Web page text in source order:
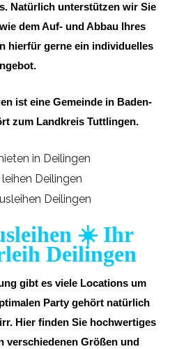
Natürlich unterstützen wir Sie
dem Auf- und Abbau Ihres
hierfür gerne ein individuelles
ist eine Gemeinde in Baden-
zum Landkreis Tuttlingen.
☀️ Ihr
Deilingen
gibt es viele Locations um
Party gehört natürlich
Hier finden Sie hochwertiges
verschiedenen Größen und